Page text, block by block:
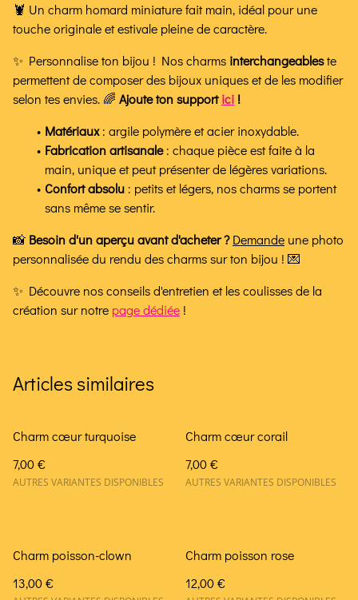
🦞 Un charm homard miniature fait main, idéal pour une
touche originale et estivale pleine de caractère.
✨ Personnalise ton bijou ! Nos charms interchangeableste
permettent de composer des bijoux uniques et de les modifier
selon tes envies. 🌈 Ajoute ton supportici !
Matériaux: argile polymère et acier inoxydable.
Fabrication artisanale: chaque pièce est faite à la
main, unique et peut présenter de légères variations.
Confort absolu : petits et légers, nos charms se portent
sans même se sentir.
📸 Besoin d'un aperçu avant d'acheter ?Demande une photo
personnalisée du rendu des charms sur ton bijou ! 💌
✨ Découvre nos conseils d'entretien et les coulisses de la
création sur notre page dédiée !
Articles similaires
Charm cœur turquoise
7,00 €
AUTRES VARIANTES DISPONIBLES
Charm cœur corail
7,00 €
AUTRES VARIANTES DISPONIBLES
Charm poisson-clown
13,00 €
Charm poisson rose
12,00 €